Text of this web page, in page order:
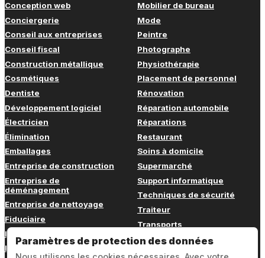
Conception web
Conciergerie
Conseil aux entreprises
Conseil fiscal
Construction métallique
Cosmétiques
Dentiste
Développement logiciel
Électricien
Élimination
Emballages
Entreprise de construction
Entreprise de
déménagement
Entreprise de nettoyage
Fiduciaire
Fitness
Formation continue
Mobilier de bureau
Mode
Peintre
Photographe
Physiothérapie
Placement de personnel
Rénovation
Réparation automobile
Réparations
Restaurant
Soins à domicile
Supermarché
Support informatique
Techniques de sécurité
Traiteur
Transports
Vétérinaire
Paramètres de protection des données